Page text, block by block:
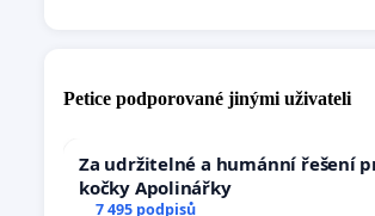
Petice podporované jinými uživateli
Za udržitelné a humánní řešení
kočky Apolinářky
7 495 podpisů